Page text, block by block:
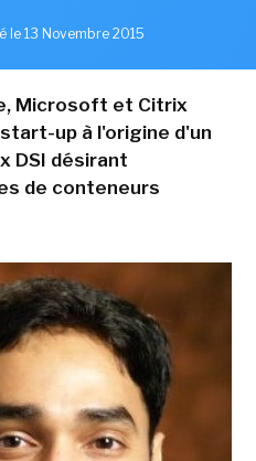
le 13 Novembre 2015
Microsoft et Citrix
up à l'origine d'un
DSI désirant
de conteneurs